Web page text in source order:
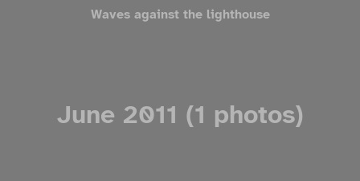
Waves against the lighthouse
June 2011 (1 photos)